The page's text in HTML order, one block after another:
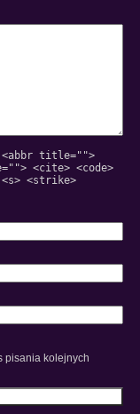
title="">
<cite> <code>
<strike>
pisania kolejnych